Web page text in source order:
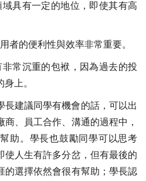
域具有一定的地位，即使其有高
者的便利性與效率非常重要。
非常沉重的包袱，因為過去的投
上。
長建議同學有機會的話，可以出
、員工合作、溝通的過程中，
助。學長也鼓勵同學可以思考
使人生有許多分岔，但有最後的
的選擇依然會很有幫助；學長認